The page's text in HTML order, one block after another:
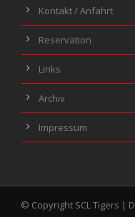
Kontakt / Anfahrt
Reservation
Links
Archiv
Impressum
© Copyright SCL Tigers |